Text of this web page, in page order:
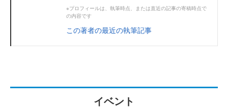
※プロフィールは、執筆時点、または直近の記事の寄稿時点で
の内容です
この著者の最近の執筆記事
イベント